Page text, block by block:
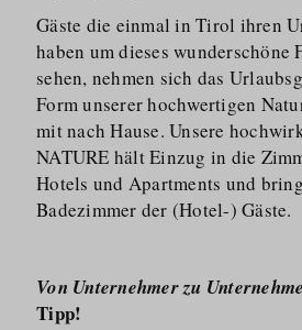
Gäste die einmal in Tirol ihren
haben um dieses wunderschöne
sehen, nehmen sich das
Form unserer hochwertigen
mit nach Hause. Unsere
NATURE hält Einzug in die
Hotels und Apartments und
Badezimmer der (Hotel-) Gäste.
Von Unternehmer zu
Tipp!